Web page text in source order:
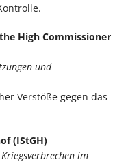
High Commissioner
und
Verstöße gegen das
(IStGH)
im